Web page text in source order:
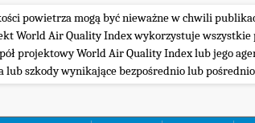
powietrza mogą być nieważne w chwili
World Air Quality Index wykorzystuje
projektowy World Air Quality Index lub jego
szkody wynikające bezpośrednio lub